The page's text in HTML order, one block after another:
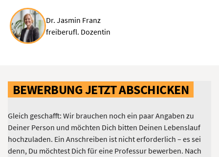
Dr. Jasmin Franz
freiberufl. Dozentin
BEWERBUNG JETZT ABSCHICKEN
Gleich geschafft: Wir brauchen noch ein paar Angaben zu
Deiner Person und möchten Dich bitten Deinen Lebenslauf
hochzuladen. Ein Anschreiben ist nicht erforderlich – es sei
denn, Du möchtest Dich für eine Professur bewerben. Nach